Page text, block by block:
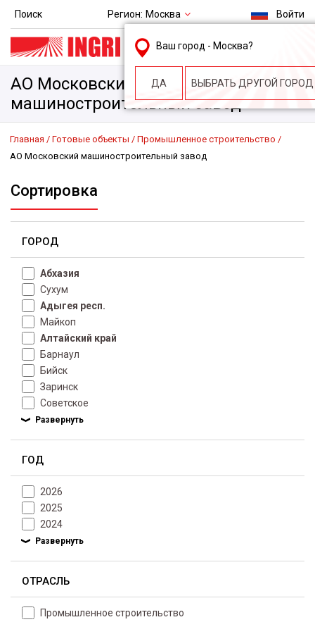
Поиск Регион: Москва
Ваш город - Москва?
ДА ВЫБРАТЬ ДРУГОЙ ГОРОД
Войти
msk@ingri.ru
пн. – пт.: 9.00-18.00
АО Московский
машиностроительный завод
Главная Готовые объекты
Промышленное строительство
АО Московский машиностроительный завод
Сортировка
ГОРОД
Абхазия
Сухум
Адыгея респ.
Майкоп
Алтайский край
Барнаул
Бийск
Заринск
Советское
ГОД
2026
2025
2024
ОТРАСЛЬ
Промышленное строительство